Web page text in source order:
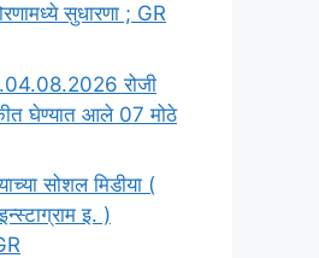
सुधारणा ; GR
रोजी
घेण्यात आले 07 मोठे
सोशल मिडीया (
इ. )